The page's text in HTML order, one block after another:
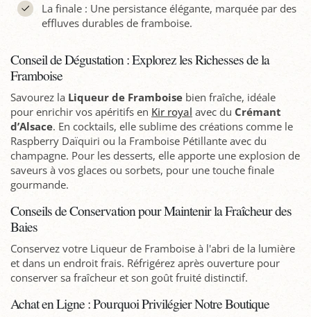
La finale : Une persistance élégante, marquée par des
effluves durables de framboise.
Conseil de Dégustation : Explorez les Richesses de la
Framboise
Savourez la Liqueur de Framboise bien fraîche, idéale
pour enrichir vos apéritifs en Kir royal avec du Crémant
d’Alsace. En cocktails, elle sublime des créations comme le
Raspberry Daïquiri ou la Framboise Pétillante avec du
champagne. Pour les desserts, elle apporte une explosion de
saveurs à vos glaces ou sorbets, pour une touche finale
gourmande.
Conseils de Conservation pour Maintenir la Fraîcheur des
Baies
Conservez votre Liqueur de Framboise à l'abri de la lumière
et dans un endroit frais. Réfrigérez après ouverture pour
conserver sa fraîcheur et son goût fruité distinctif.
Achat en Ligne : Pourquoi Privilégier Notre Boutique